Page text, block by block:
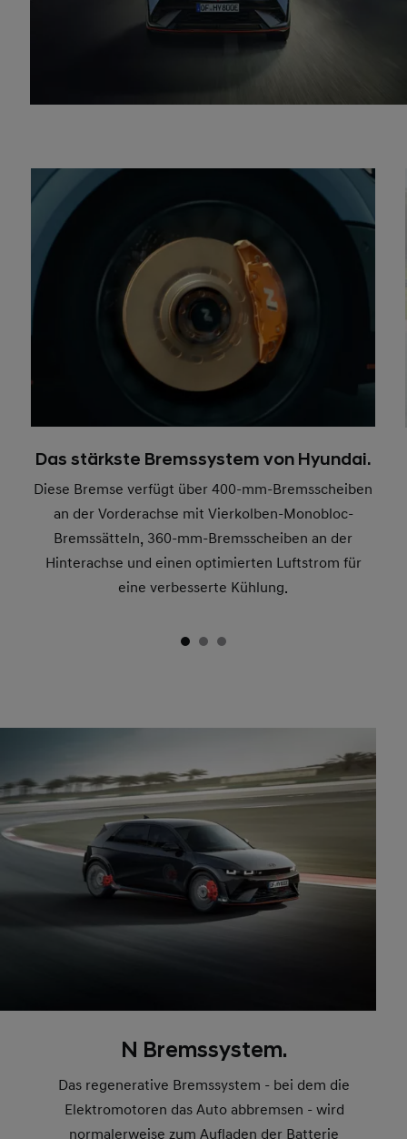
Das stärkste Bremssystem von Hyundai.
Diese Bremse verfügt über 400-mm-Bremsscheiben
an der Vorderachse mit Vierkolben-Monobloc-
Bremssätteln, 360-mm-Bremsscheiben an der
Hinterachse und einen optimierten Luftstrom für
N Bremssystem.
Das regenerative Bremssystem - bei dem die
Elektromotoren das Auto abbremsen - wird